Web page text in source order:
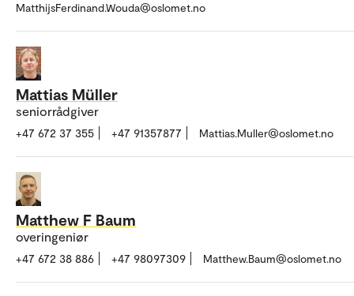
MatthijsFerdinand.Wouda@oslomet.no
Mattias Müller
seniorrådgiver
+47 672 37 355 +47 91357877 Mattias.Muller@oslomet.no
Matthew F Baum
overingeniør
+47 672 38 886 +47 98097309 Matthew.Baum@oslomet.no